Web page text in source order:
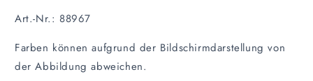
Art.-Nr.: 88967
Farben können aufgrund der Bildschirmdarstellung von
der Abbildung abweichen.